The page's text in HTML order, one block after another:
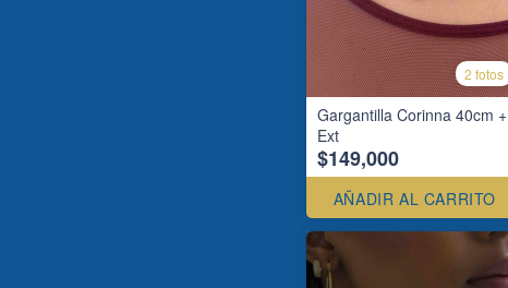
2 fotos
Gargantilla Corinna 40cm +
Ext
$149,000
AÑADIR AL CARRITO